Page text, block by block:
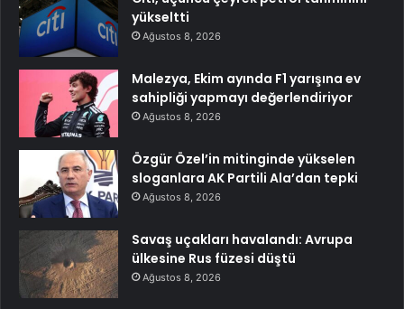
yükseltti
Ağustos 8, 2026
Malezya, Ekim ayında F1 yarışına ev
sahipliği yapmayı değerlendiriyor
Ağustos 8, 2026
Özgür Özel’in mitinginde yükselen
sloganlara AK Partili Ala’dan tepki
Ağustos 8, 2026
Savaş uçakları havalandı: Avrupa
ülkesine Rus füzesi düştü
Ağustos 8, 2026